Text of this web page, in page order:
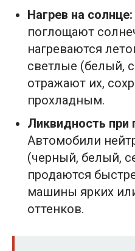
Нагрев на солнце:
поглощают
нагреваются
светлые (белый,
отражают их,
прохладным.
Ликвидность при
Автомобили
(черный, белый,
продаются
машины ярких
оттенков.